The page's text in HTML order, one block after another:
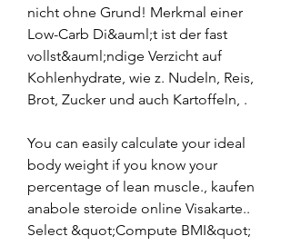
nicht ohne Grund! Merkmal einer
Low-Carb Di&auml;t ist der fast
vollst&auml;ndige Verzicht auf
Kohlenhydrate, wie z. Nudeln, Reis,
Brot, Zucker und auch Kartoffeln, .
You can easily calculate your ideal
body weight if you know your
percentage of lean muscle., kaufen
anabole steroide online Visakarte..
Select &quot;Compute BMI&quot;